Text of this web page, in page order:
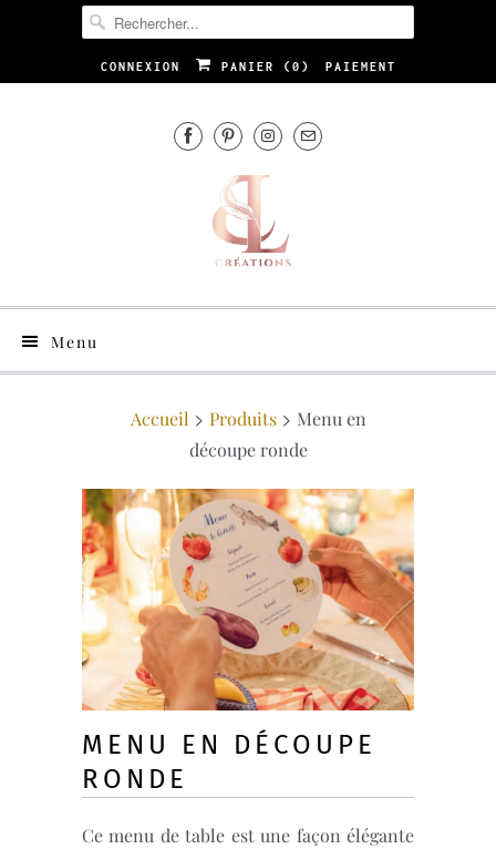
CONNEXION PANIER ( 0 ) PAIEMENT
Menu
Accueil Produits
Menu en
découpe ronde
MENU EN DÉCOUPE
RONDE
Ce menu de table est une façon élégante